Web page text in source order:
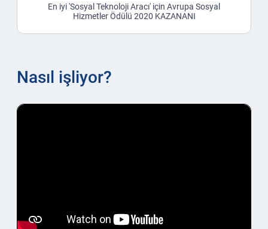
En iyi 'Sosyal Teknoloji Aracı' için Avrupa Sosyal
Hizmetler Ödülü 2020 KAZANANI
Nasıl işliyor?